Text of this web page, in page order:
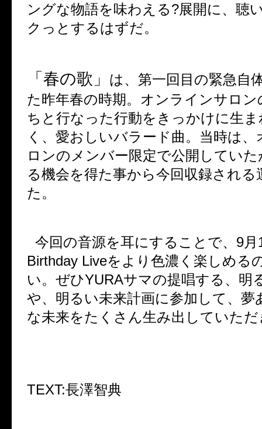
ングな物語を味わえる?展開に、聴
クっとするはずだ。
「春の歌」
は、第一回目の緊急自
た昨年春の時期。オンラインサロ
ちと行なった行動をきっかけに生
く、愛おしいバラード曲。当時は
ロンのメンバー限定で公開してい
る機会を得た事から今回収録される
た。
今回の音源を耳にすることで、 9月
Birthday Liveをより色濃く楽しめる
い。ぜひYURAサマの提唱する、明
や、明るい未来計画に参加して、夢
な未来をたくさん生み出していた
TEXT:長澤智典